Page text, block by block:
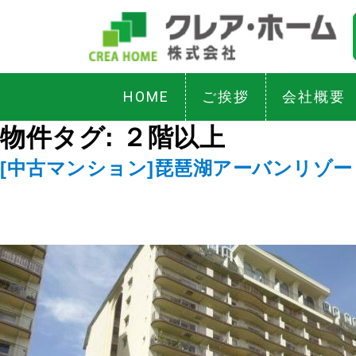
HOME ご挨拶 会社概要
物件タグ: ２階以上
[中古マンション]琵琶湖アーバンリゾ